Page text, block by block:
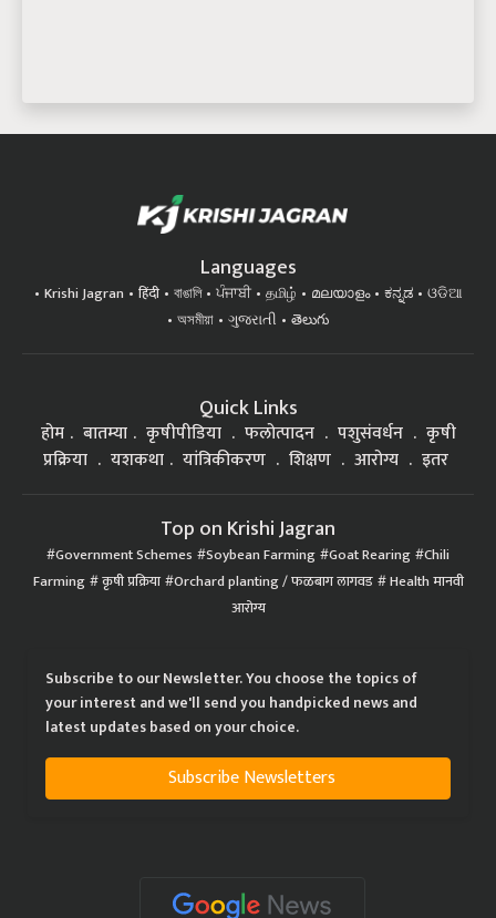
Languages
Krishi Jagran हिंदी বাঙালি ਪੰਜਾਬੀ தமிழ் മലയാളം ಕನ್ನಡ
ଓଡିଆ
অসমীয়া
ગુજરાતી తెలుగు
Quick Links
होम बातम्या कृषीपीडिया फलोत्पादन पशुसंवर्धन
कृषी
प्रक्रिया
यशकथा यांत्रिकीकरण शिक्षण आरोग्य इतर
Top on Krishi Jagran
Government Schemes Soybean Farming Goat Rearing Chili
Farming कृषी प्रक्रिया Orchard planting / फळबाग लागवड Health मानवी
आरोग्य
Subscribe to our Newsletter. You choose the topics of
your interest and we'll send you handpicked news and
latest updates based on your choice.
Subscribe Newsletters